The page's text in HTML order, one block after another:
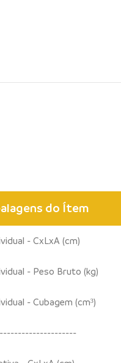
do Ítem
- CxLxA (cm)
- Peso Bruto (kg)
- Cubagem (cm³)